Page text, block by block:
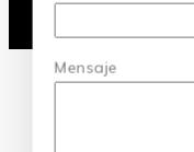
Mensaje